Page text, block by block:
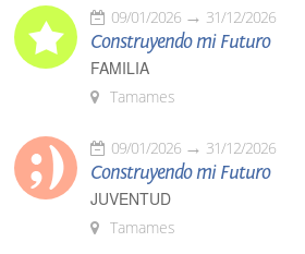
09/01/2026 31/12/2026
Construyendo mi Futuro
FAMILIA
Tamames
09/01/2026 31/12/2026
Construyendo mi Futuro
JUVENTUD
Tamames